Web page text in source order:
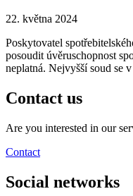
22. května 2024
Poskytovatel
posoudit úvěruschopnost
neplatná. Nejvyšší soud se
Contact us
Are you interested in our
Contact
Social networks